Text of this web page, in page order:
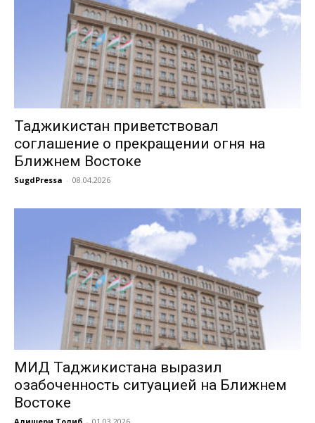
Таджикистан приветствовал
соглашение о прекращении огня на
Ближнем Востоке
SugdPressa - 08.04.2026
МИД Таджикистана выразил
озабоченность ситуацией на Ближнем
Востоке